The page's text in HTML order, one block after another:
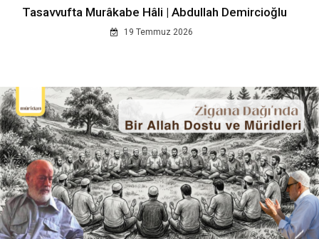
Tasavvufta Murâkabe Hâli | Abdullah Demircioğlu
19 Temmuz 2026